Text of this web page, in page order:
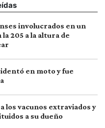
involucrados en un
205 a la altura de
en moto y fue
los vacunos extraviados y
a su dueño